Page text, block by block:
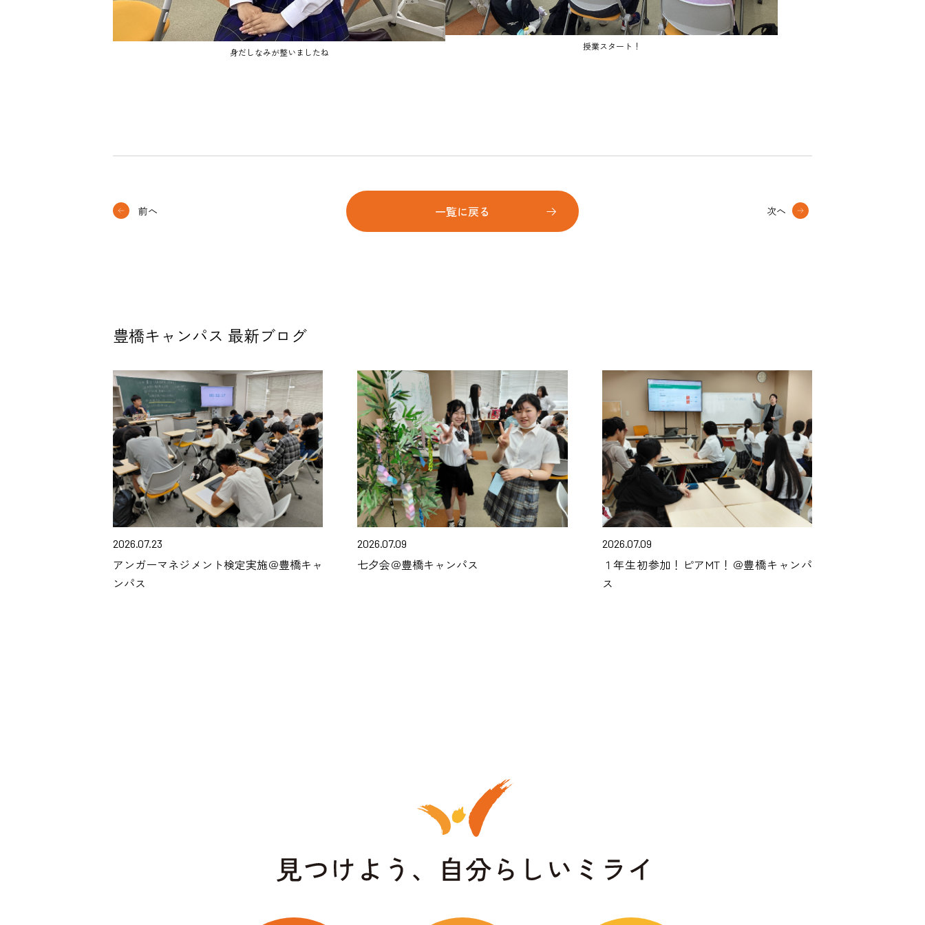
身だしなみが整いましたね
授業スタート！
前へ 一覧に戻る 次へ
豊橋キャンパス 最新ブログ
2026.07.23
アンガーマネジメント検定実施＠豊橋キャ
ンパス
2026.07.09
七夕会＠豊橋キャンパス
2026.07.09
１年生初参加！ピアMT！＠豊橋キャンパ
ス